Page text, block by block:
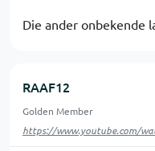
Die ander onbekende
RAAF12
Golden Member
https://www.youtube.com/